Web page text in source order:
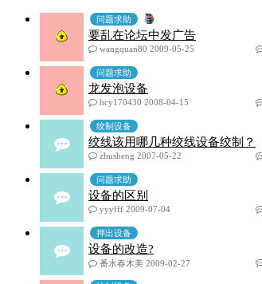
问题求助
要乱在论坛中发广告
wangquan80 2009-05-25
问题求助
龙发泡设备
hcy170430 2008-04-15
绞制设备
绞线该用哪几种绞线设备绞制？
zhusheng 2007-05-22
问题求助
设备的区别
yyyfff 2009-07-04
押出设备
设备的改造?
番水春木美 2009-02-27